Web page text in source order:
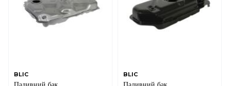
MG
NISSAN
BLIC BLIC